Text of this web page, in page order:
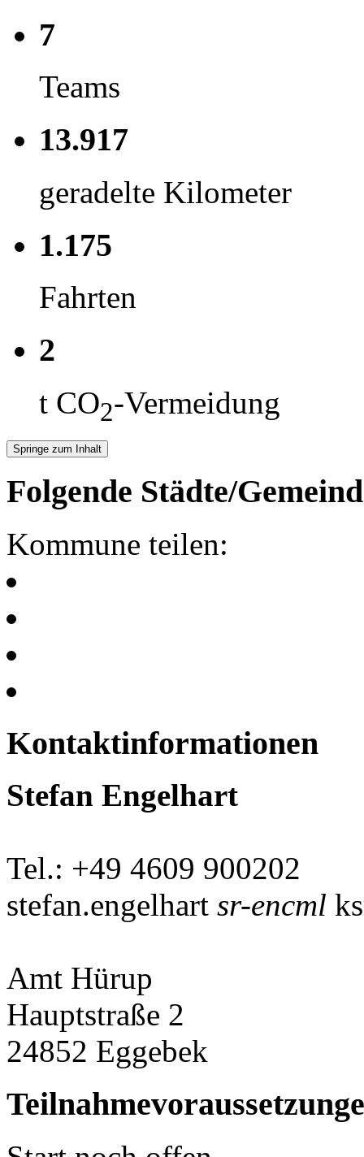
7
Teams
13.917
geradelte Kilometer
1.175
Fahrten
2
t CO2-Vermeidung
Springe zum Inhalt
Folgende Städte/
Kommune teilen:
Kontaktinformationen
Stefan Engelhart
Tel.: +49 4609 900202
stefan.engelhart sr-encml
Amt Hürup
Hauptstraße 2
24852 Eggebek